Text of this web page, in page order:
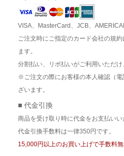
VISA、MasterCard、JCB、
ご注文時にご指定のカード会社の規
ます。
分割払い、リボ払いがご利用いただけ
※ご注文の際にお客様の本人確認（
ざいます。
■ 代金引換
商品を受け取り時に代金をお支払いい
代金引換手数料は一律350円です。
15,000円以上のお買い上げで手数料無